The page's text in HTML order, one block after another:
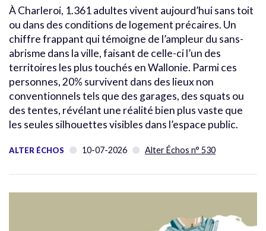
À Charleroi, 1.361 adultes vivent aujourd’hui sans toit
ou dans des conditions de logement précaires. Un
chiffre frappant qui témoigne de l’ampleur du sans-
abrisme dans la ville, faisant de celle-ci l’un des
territoires les plus touchés en Wallonie. Parmi ces
personnes, 20% survivent dans des lieux non
conventionnels tels que des garages, des squats ou
des tentes, révélant une réalité bien plus vaste que
les seules silhouettes visibles dans l’espace public.
ALTER ÉCHOS 10-07-2026 Alter Échos n° 530